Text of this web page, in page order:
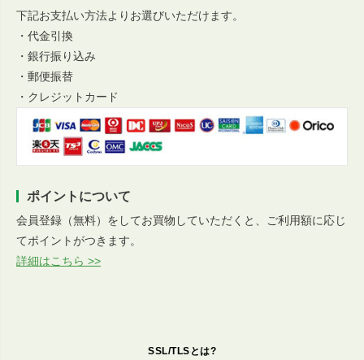
下記お支払い方法よりお選びいただけます。
・代金引換
・銀行振り込み
・郵便振替
・クレジットカード
ポイントについて
会員登録（無料）をしてお買物していただくと、ご利用額に応じ
てポイントがつきます。
詳細はこちら >>
SSL/TLSとは?